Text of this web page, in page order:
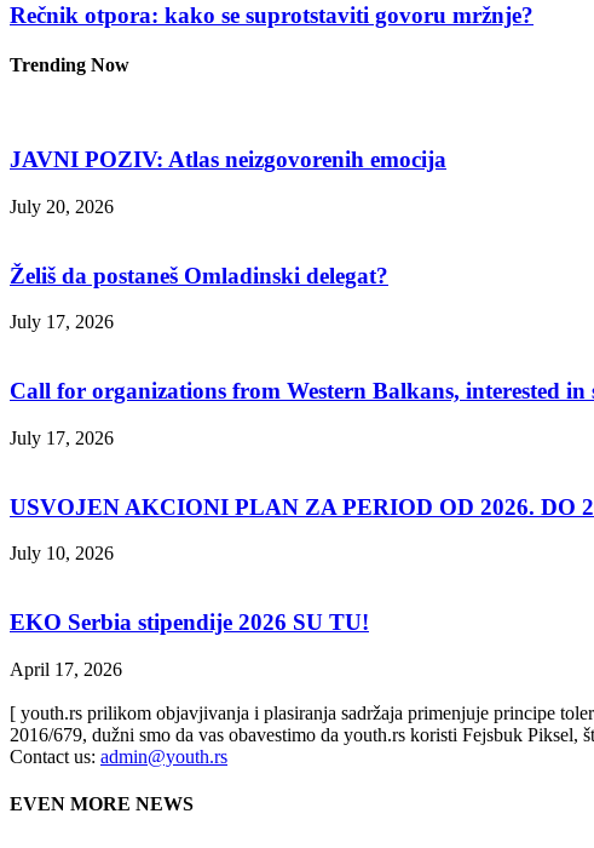
Rečnik otpora: kako se suprotstaviti govoru mržnje?
Trending Now
JAVNI POZIV: Atlas neizgovorenih emocija
July 20, 2026
Želiš da postaneš Omladinski delegat?
July 17, 2026
Call for organizations from Western Balkans, interested in
July 17, 2026
USVOJEN AKCIONI PLAN ZA PERIOD OD 2026. DO
July 10, 2026
EKO Serbia stipendije 2026 SU TU!
April 17, 2026
[ youth.rs prilikom objavjivanja i plasiranja sadržaja primenjuje principe
2016/679, dužni smo da vas obavestimo da youth.rs koristi Fejsbuk Piksel,
Contact us: admin@youth.rs
EVEN MORE NEWS